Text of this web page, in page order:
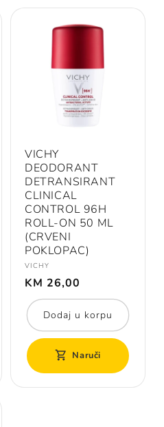
VICHY
DEODORANT
DETRANSIRANT
CLINICAL
CONTROL 96H
ROLL-ON 50 ML
(CRVENI
POKLOPAC)
Prodavač:
VICHY
Redovna
cijena
KM 26,00
Dodaj u korpu
Naruči